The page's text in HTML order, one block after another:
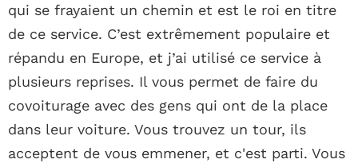
qui se frayaient un chemin et est le roi en titre
de ce service. C’est extrêmement populaire et
répandu en Europe, et j’ai utilisé ce service à
plusieurs reprises. Il vous permet de faire du
covoiturage avec des gens qui ont de la place
dans leur voiture. Vous trouvez un tour, ils
acceptent de vous emmener, et c'est parti. Vous